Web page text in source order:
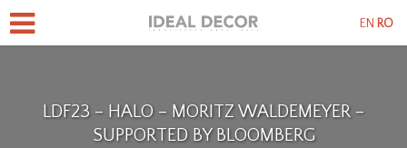
LDF23 – HALO – MORITZ WALDEMEYER –
SUPPORTED BY BLOOMBERG
EN RO